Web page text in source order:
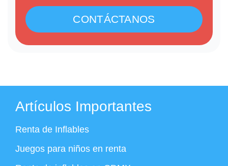
CONTÁCTANOS
Artículos Importantes
Renta de Inflables
Juegos para niños en renta